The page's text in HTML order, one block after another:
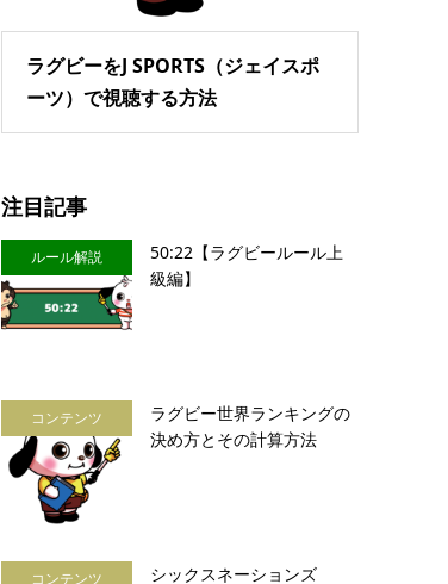
ラグビーをJ SPORTS（ジェイスポ
ーツ）で視聴する方法
注目記事
ルール解説
50:22【ラグビールール上
級編】
コンテンツ
ラグビー世界ランキングの
決め方とその計算方法
コンテンツ
シックスネーションズ